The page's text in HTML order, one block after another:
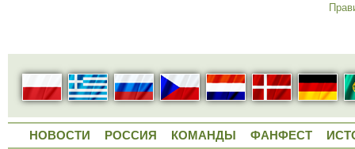
НОВОСТИ РОССИЯ КОМАНДЫ ФАНФЕСТ